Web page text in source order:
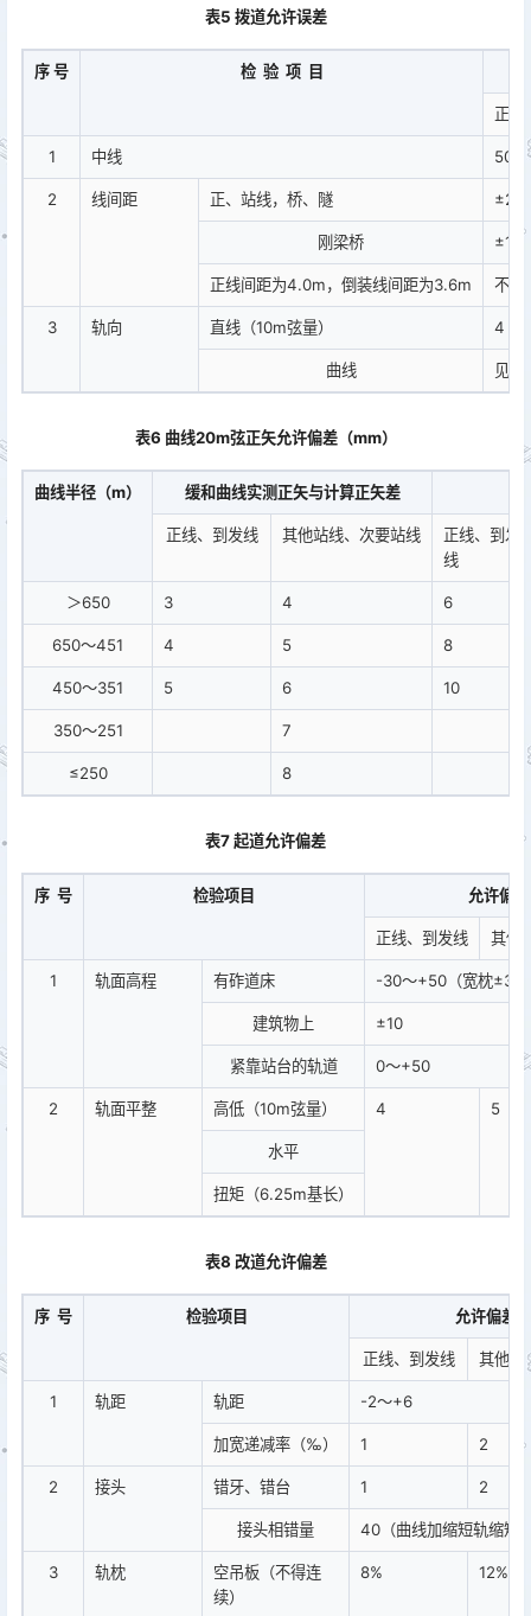
表5 拨道允许误差
序 号 检 验 项 目
正线
1 中线 50
2 线间距 正、站线，桥、隧 ±20
刚梁桥 ±10
正线间距为4.0m，倒装线间距为3.6m 不得
3 轨向 直线（10m弦量） 4
曲线 见表
表6 曲线20m弦正矢允许偏差（mm）
曲线半径（m） 缓和曲线实测正矢与计算正矢差
正线、到发线 其他站线、次要站线
正线、到发
线
＞650 3 4 6
650～451 4 5 8
450～351 5 6 10
350～251 7
≤250 8
表7 起道允许偏差
序 号 检验项目 允许偏
正线、到发线 其他
1 轨面高程 有砟道床 -30～+50（宽枕±30
建筑物上 ±10
紧靠站台的轨道 0～+50
2 轨面平整 高低（10m弦量） 4 5
水平
扭矩（6.25m基长）
表8 改道允许偏差
序 号 检验项目 允许偏差
正线、到发线 其他站
1 轨距 轨距 -2～+6
加宽递减率（‰） 1 2
2 接头 错牙、错台 1 2
接头相错量 40（曲线加缩短轨缩短
3 轨枕
空吊板（不得连
续）
8% 12%